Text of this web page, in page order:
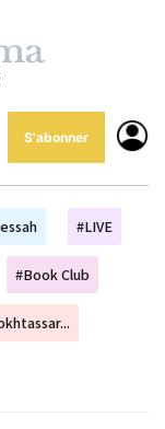
S'abonner
#LIVE
#Book Club